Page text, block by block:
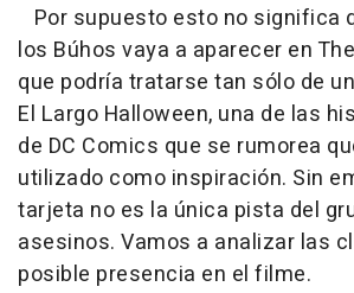
Por supuesto esto no significa
los Búhos vaya a aparecer en
que podría tratarse tan sólo de
El Largo Halloween, una de las
de DC Comics que se rumorea
utilizado como inspiración. Sin
tarjeta no es la única pista del
asesinos. Vamos a analizar las
posible presencia en el filme.